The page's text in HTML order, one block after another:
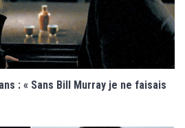
: « Sans Bill Murray je ne faisais